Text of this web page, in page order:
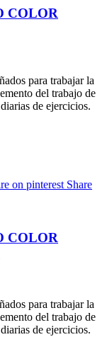
COLOR
para trabajar la
del trabajo de
de ejercicios.
on pinterest Share
COLOR
para trabajar la
del trabajo de
de ejercicios.